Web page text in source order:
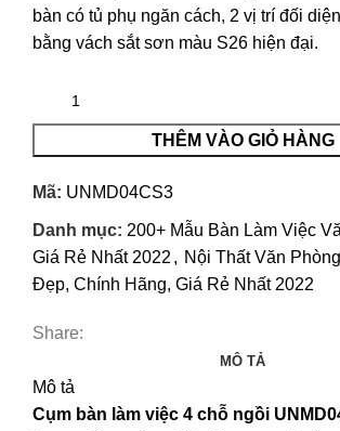
bàn có tủ phụ ngăn cách, 2 vị trí đối
bằng vách sắt sơn màu S26 hiện đại.
THÊM VÀO GIỎ HÀNG
Mã: UNMD04CS3
Danh mục: 200+ Mẫu Bàn Làm Việc
Giá Rẻ Nhất 2022 , Nội Thất Văn
Đẹp, Chính Hãng, Giá Rẻ Nhất 2022
Share:
MÔ TẢ
Mô tả
Cụm bàn làm việc 4 chỗ ngồi